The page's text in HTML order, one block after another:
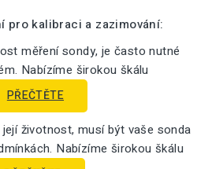
pro kalibraci a zazimování:
měření sondy, je často nutné
Nabízíme širokou škálu
PŘEČTĚTE
životnost, musí být vaše sonda
Nabízíme širokou škálu